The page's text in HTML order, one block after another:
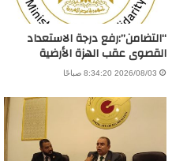
“التضامن”:رفع درجة الاستعداد
القصوى عقب الهزة الأرضية
2026/08/03 8:34:20 صباحًا